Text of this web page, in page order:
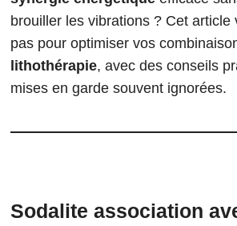
brouiller les vibrations ? Cet article
pas pour optimiser vos
lithothérapie, avec des conseils
mises en garde souvent ignorées.
Sodalite association